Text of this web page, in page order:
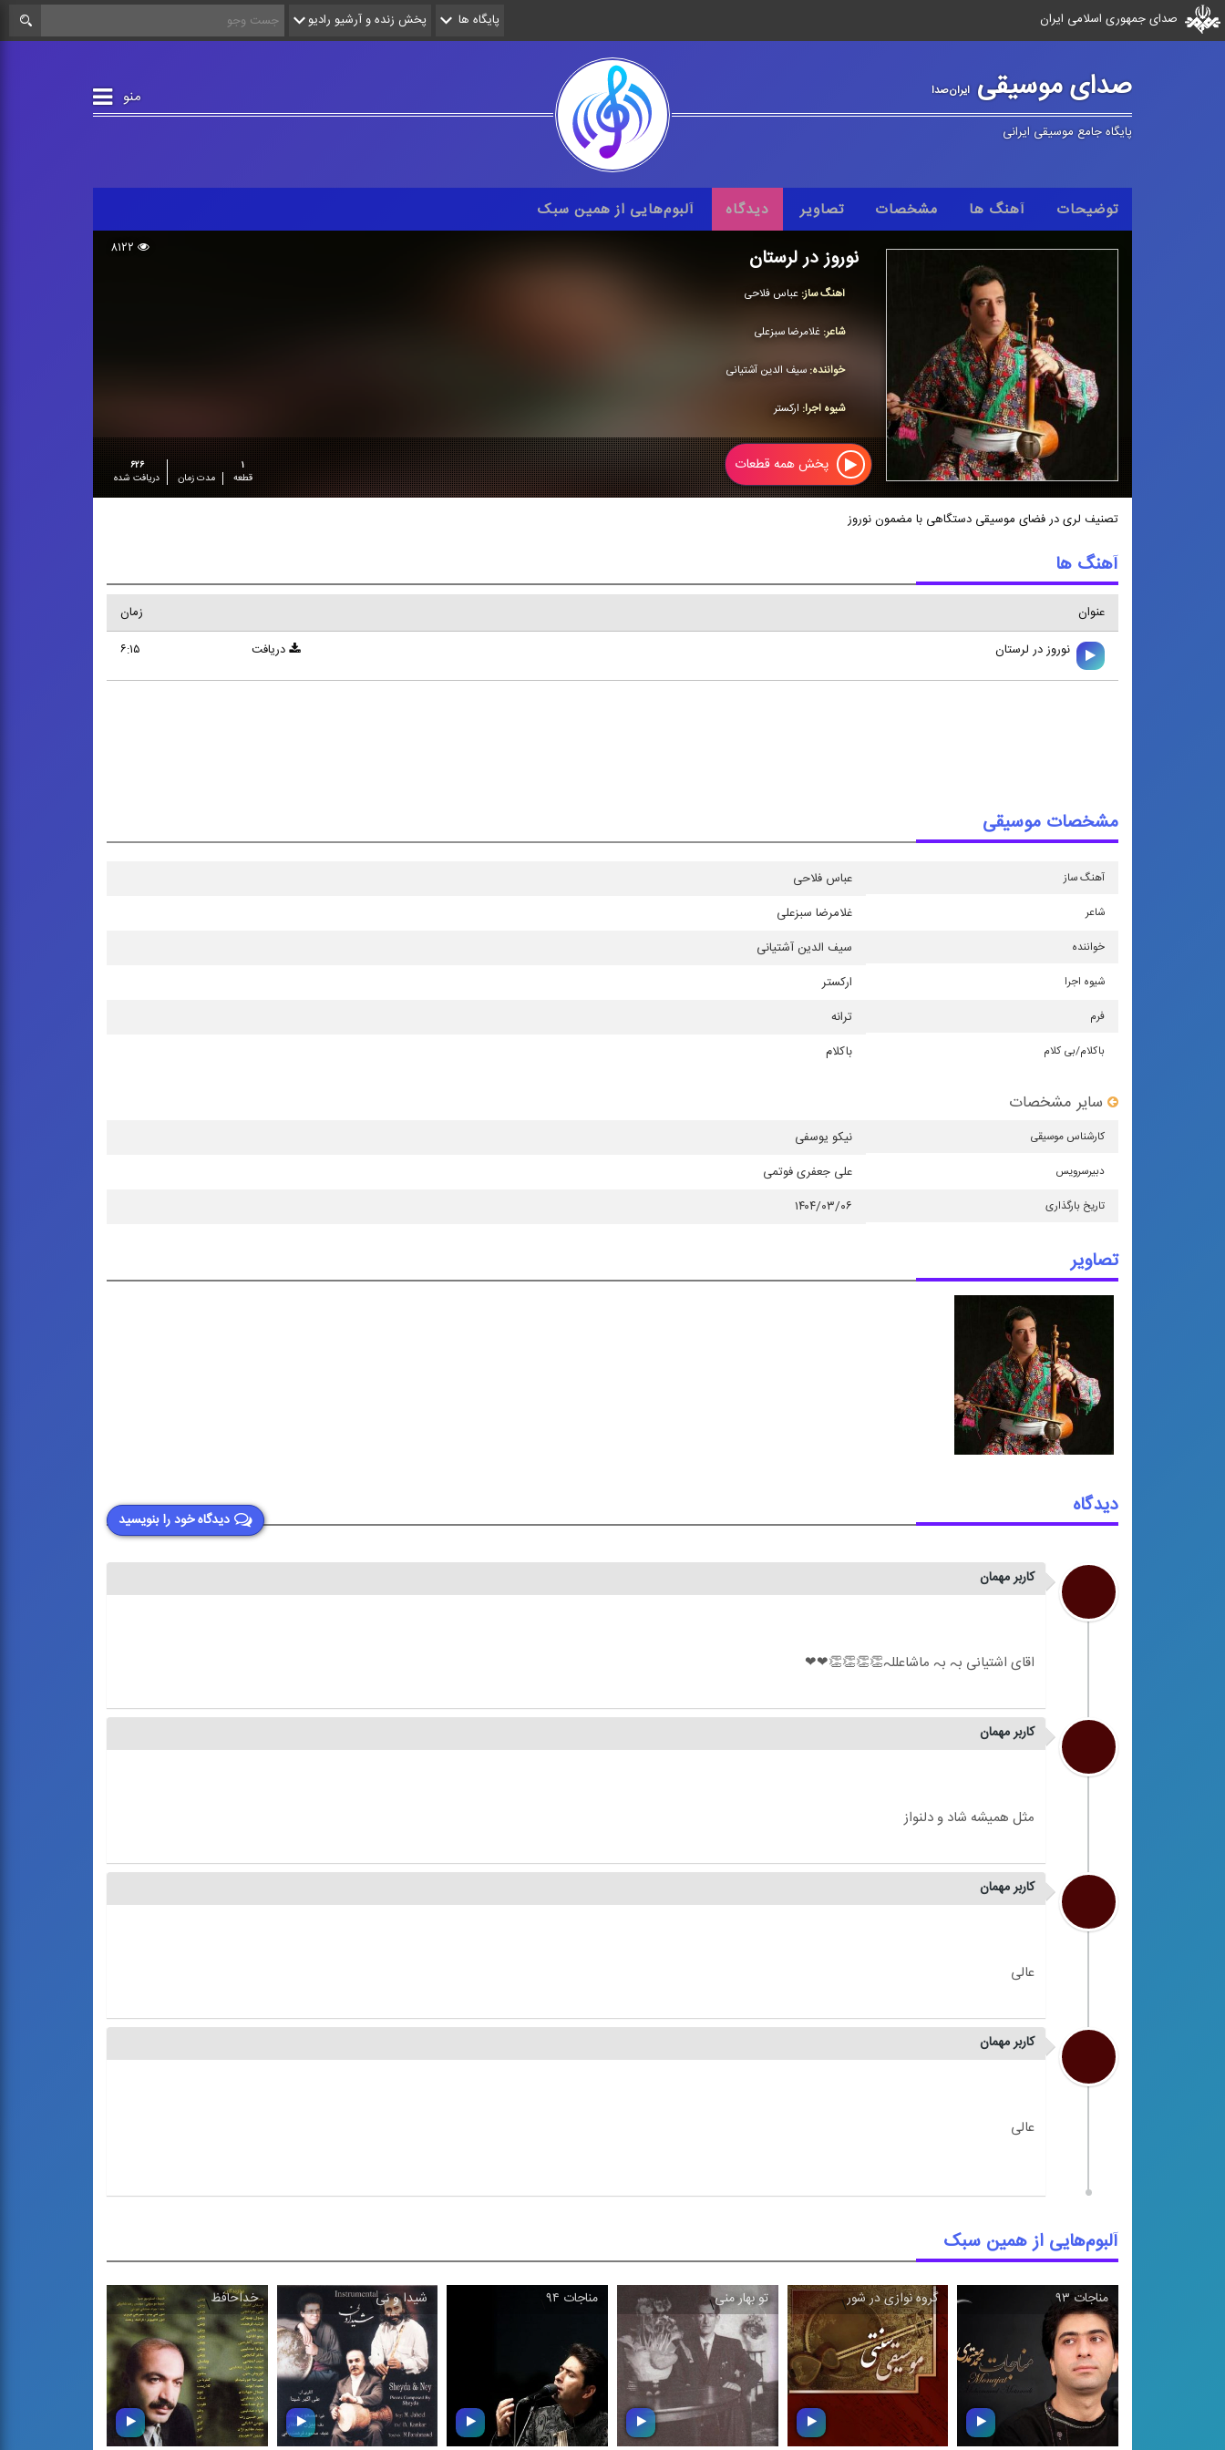
صدای جمهوری اسلامی ایران پایگاه ها پخش زنده و آرشیو رادیو
صدای موسیقیایران‌صدا منو
پایگاه جامع موسیقی ایرانی
توضیحات آهنگ ها مشخصات تصاویر دیدگاه آلبوم‌هایی از همین سبک
۸۱۲۲ نوروز در لرستان
آهنگ ساز: عباس فلاحی
شاعر: غلامرضا سبزعلی
خواننده: سیف الدین آشتیانی
شیوه اجرا: اركستر
۱
قطعه
مدت زمان
۶۲۶
دریافت شده
پخش همه قطعات
تصنیف لری در فضای موسیقی دستگاهی با مضمون نوروز
آهنگ ها
عنوان
زمان
نوروز در لرستان
۶:۱۵ دریافت
مشخصات موسیقی
آهنگ ساز عباس فلاحی
شاعر غلامرضا سبزعلی
خواننده سیف الدین آشتیانی
شیوه اجرا اركستر
فرم ترانه
باكلام/بی كلام باکلام
سایر مشخصات
كارشناس موسیقی نیکو یوسفی
دبیرسرویس علی جعفری فوتمی
تاریخ بارگذاری ۱۴۰۴/۰۳/۰۶
تصاویر
دیدگاه خود را بنویسید
دیدگاه
کاربر مهمان
کاربر مهمان
کاربر مهمان
کاربر مهمان
آلبوم‌هایی از همین سبک
مناجات ۹۳ گروه نوازی در شور\ تو بهار منی\ مناجات ۹۴ شیدا و نی خداحافظ\